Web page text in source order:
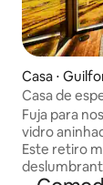
Casa ⋅
Casa de
Fuja para
vidro
Este retiro